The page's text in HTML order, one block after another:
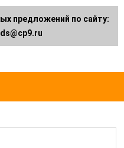
предложений по сайту: